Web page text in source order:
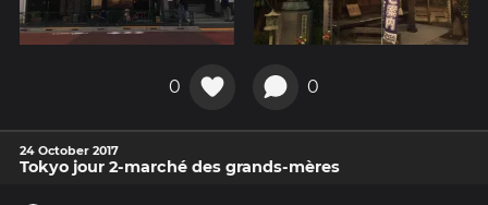
0 0
24 October 2017
Tokyo jour 2-marché des grands-mères